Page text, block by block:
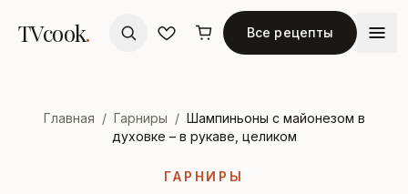
TVcook. Все рецепты
Главная / Гарниры / Шампиньоны с майонезом в
духовке – в рукаве, целиком
ГАРНИРЫ